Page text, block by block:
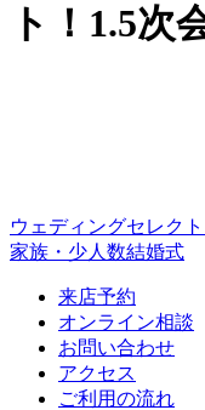
ト！1.5次
ウェディングセレクト
家族・少人数結婚式
来店予約
オンライン相談
お問い合わせ
アクセス
ご利用の流れ